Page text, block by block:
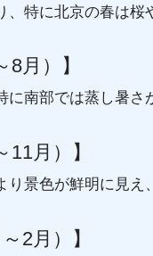
、特に北京の春は桜
8月）】
に南部では蒸し暑さ
11月）】
り景色が鮮明に見え
2月）】